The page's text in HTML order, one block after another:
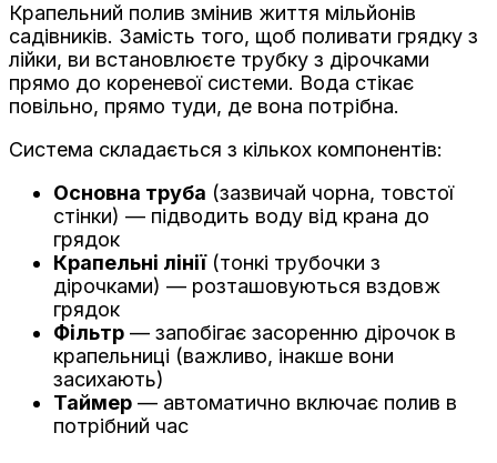
Крапельний полив змінив життя мільйонів
садівників. Замість того, щоб поливати грядку з
лійки, ви встановлюєте трубку з дірочками
прямо до кореневої системи. Вода стікає
повільно, прямо туди, де вона потрібна.
Система складається з кількох компонентів:
Основна труба (зазвичай чорна, товстої
стінки) — підводить воду від крана до
грядок
Крапельні лінії(тонкі трубочки з
дірочками) — розташовуються вздовж
грядок
Фільтр — запобігає засоренню дірочок в
крапельниці (важливо, інакше вони
засихають)
Таймер — автоматично включає полив в
потрібний час